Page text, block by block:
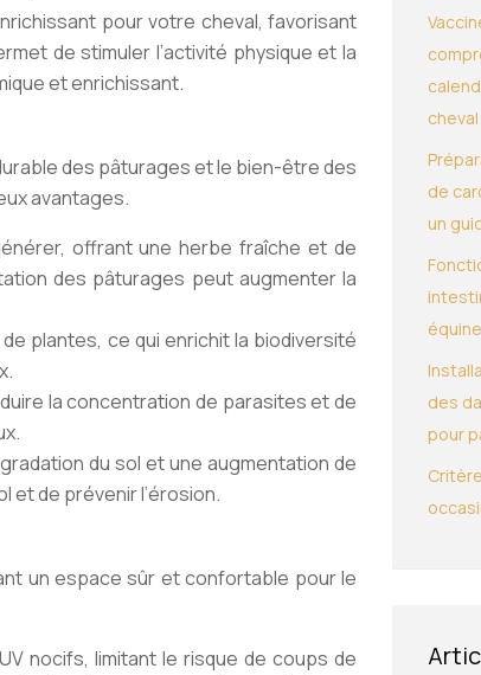
pour votre cheval, favorisant
de stimuler l’activité physique et la
et enrichissant.
des pâturages et le bien-être des
avantages.
offrant une herbe fraîche et de
des pâturages peut augmenter la
plantes, ce qui enrichit la biodiversité
la concentration de parasites et de
du sol et une augmentation de
et de prévenir l’érosion.
un espace sûr et confortable pour le
nocifs, limitant le risque de coups de
cheval
de
un
équine
des
pour